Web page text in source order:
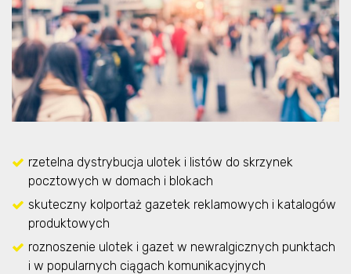
rzetelna dystrybucja ulotek i listów do skrzynek
pocztowych w domach i blokach
skuteczny kolportaż gazetek reklamowych i katalogów
produktowych
roznoszenie ulotek i gazet w newralgicznych punktach
i w popularnych ciągach komunikacyjnych